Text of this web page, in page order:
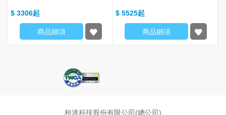
$ 3306
商品細項
$ 5525
商品細項
桓達科技股份有限公司(總公司)